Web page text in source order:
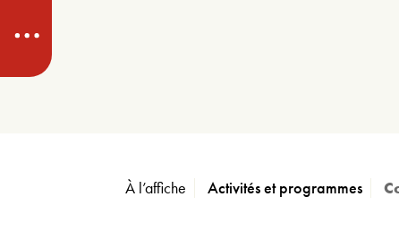
À l’affiche Activités et programmes